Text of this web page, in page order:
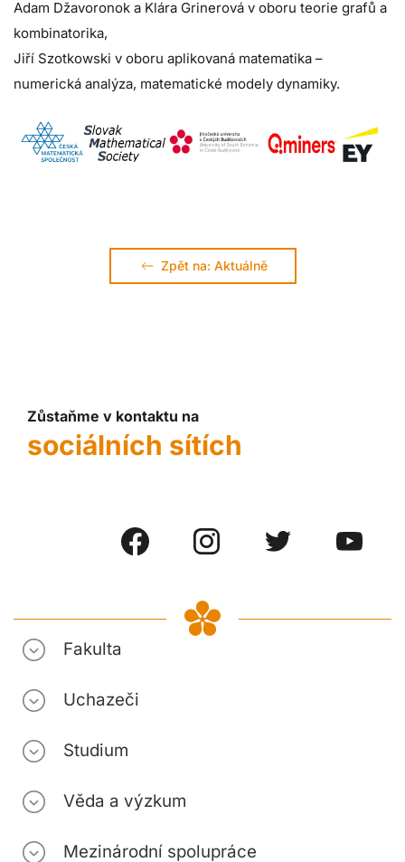
Adam Džavoronok a Klára Grinerová v oboru teorie grafů a
kombinatorika,
Jiří Szotkowski v oboru aplikovaná matematika –
numerická analýza, matematické modely dynamiky.
Zpět na: Aktuálně
Zůstaňme v kontaktu na
sociálních sítích
Fakulta
Uchazeči
Studium
Věda a výzkum
Mezinárodní spolupráce